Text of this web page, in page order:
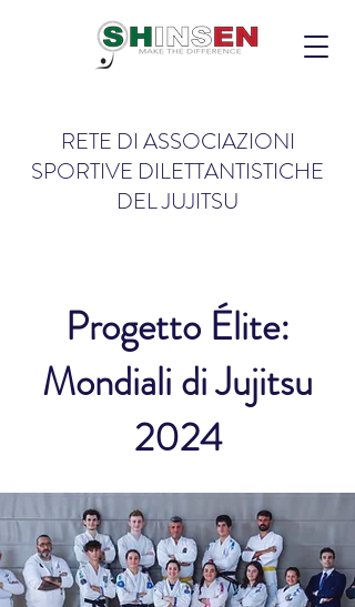
RETE DI ASSOCIAZIONI
SPORTIVE DILETTANTISTICHE
DEL JUJITSU
Progetto Élite:
Mondiali di Jujitsu
2024